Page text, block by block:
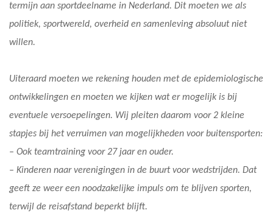
termijn aan sportdeelname in Nederland. Dit moeten we als
politiek, sportwereld, overheid en samenleving absoluut niet
willen.
Uiteraard moeten we rekening houden met de epidemiologische
ontwikkelingen en moeten we kijken wat er mogelijk is bij
eventuele versoepelingen. Wij pleiten daarom voor 2 kleine
stapjes bij het verruimen van mogelijkheden voor buitensporten:
– Ook teamtraining voor 27 jaar en ouder.
– Kinderen naar verenigingen in de buurt voor wedstrijden. Dat
geeft ze weer een noodzakelijke impuls om te blijven sporten,
terwijl de reisafstand beperkt blijft.